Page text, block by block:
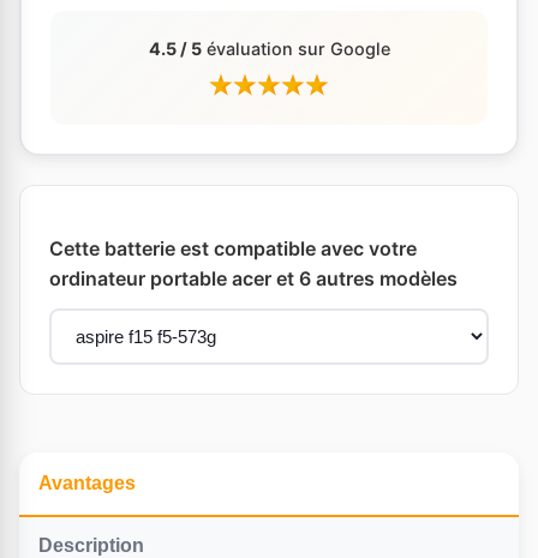
4.5 / 5évaluation sur Google
Cette batterie est compatible avec votre
ordinateur portable acer et 6 autres modèles
Avantages
Description